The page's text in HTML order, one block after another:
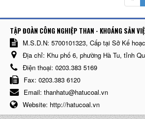
TẬP ĐOÀN CÔNG NGHIỆP THAN - KHOÁNG SẢN
M.S.D.N: 5700101323, Cấp tại Sở Kế
Địa chỉ: Khu phố 6, phường Hà Tu, tỉnh
Điện thoại: 0203.383 5169
Fax: 0203.383 6120
Email: thanhatu@hatucoal.vn
Website: http://hatucoal.vn